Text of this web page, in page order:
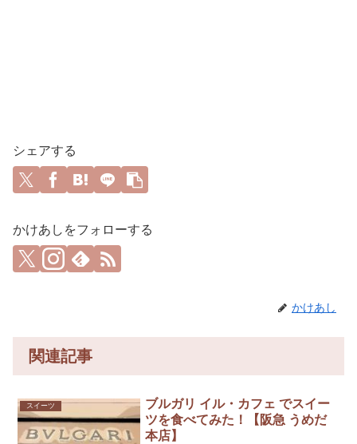
シェアする
かけあしをフォローする
かけあし
関連記事
スイーツ
ブルガリ イル・カフェ でスイー
ツを食べてみた！【阪急 うめだ
本店】